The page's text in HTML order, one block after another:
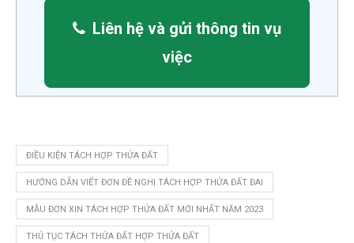
Liên hệ và gửi thông tin vụ
việc
ĐIỀU KIỆN TÁCH HỢP THỬA ĐẤT
HƯỚNG DẪN VIẾT ĐƠN ĐỀ NGHỊ TÁCH HỢP THỬA ĐẤT ĐAI
MẪU ĐƠN XIN TÁCH HỢP THỬA ĐẤT MỚI NHẤT NĂM 2023
THỦ TỤC TÁCH THỬA ĐẤT HỢP THỬA ĐẤT